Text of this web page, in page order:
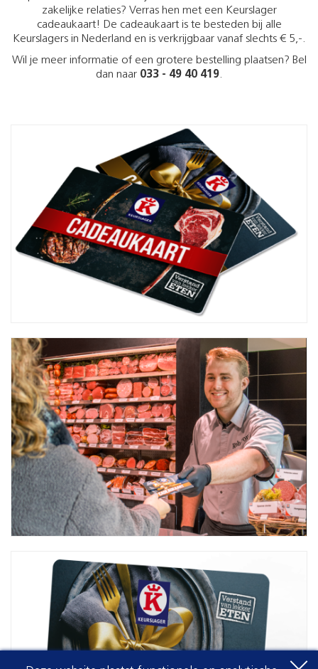
zakelijke relaties? Verras hen met een Keurslager
cadeaukaart! De cadeaukaart is te besteden bij alle
Keurslagers in Nederland en is verkrijgbaar vanaf slechts € 5,-.
Wil je meer informatie of een grotere bestelling plaatsen? Bel
dan naar 033 - 49 40 419.